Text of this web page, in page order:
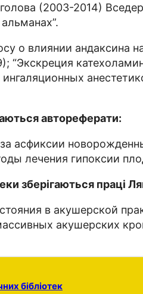
голова (2003-2014)
о влиянии андаксина
“Экскреция
автореферати:
асфиксии
лечения гипоксии
зберігаються праці
в акушерской
акушерских
бібліотек